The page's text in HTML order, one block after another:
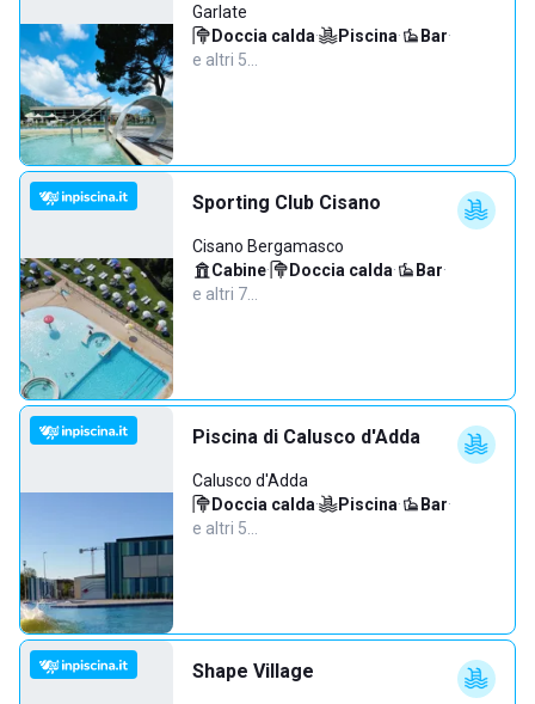
Garlate
Doccia calda· Piscina· Bar·
e altri 5…
Sporting Club Cisano
Cisano Bergamasco
Cabine· Doccia calda· Bar·
e altri 7…
Piscina di Calusco d'Adda
Calusco d'Adda
Doccia calda· Piscina· Bar·
e altri 5…
Shape Village